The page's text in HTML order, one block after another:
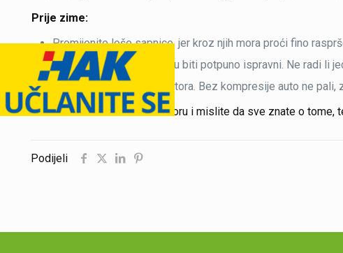
Prije zime:
Promijenite loše sapnice, jer kroz njih mora proći fino
Svi grijači u motoru moraju biti potpuno ispravni. Ne radi li
Provjerite kompresiju motora. Bez kompresije auto ne
Ako sami mijenjate ulje u motoru i mislite da sve znate o
Podijeli